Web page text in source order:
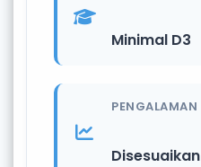
Minimal D3
PENGALAMAN
Disesuaikan